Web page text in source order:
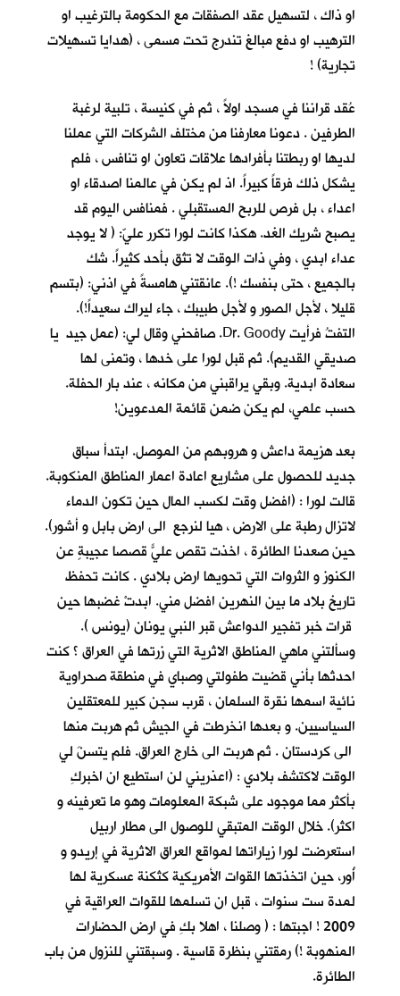
او ذاك ، لتسهيل عقد الصفقات مع الحكومة بالترغيب او
الترهيب او دفع مبالغ تندرج تحت مسمى ، (هدايا تسهيلات
تجارية) !
عُقد قراننا في مسجد اولاً ، ثم في كنيسة ، تلبية لرغبة
الطرفين . دعونا معارفنا من مختلف الشركات التي عملنا
لديها او ربطتنا بأفرادها علاقات تعاون او تنافس ، فلم
يشكل ذلك فرقاً كبيراً. اذ لم يكن في عالمنا اصدقاء او
اعداء ، بل فرص للربح المستقبلي . فمنافس اليوم قد
يصبح شريك الغد. هكذا كانت لورا تكرر عليّ: ( لا يوجد
عداء ابدي ، وفي ذات الوقت لا تثق بأحد كثيراً. شك
بالجميع ، حتى بنفسك !). عانقتني هامسةً في اذني: (بتسم
قليلا ، لأجل الصور و لأجل طبيبك ، جاء ليراك سعيداً!).
التفتُ فرأيت Dr. Goody. صافحني وقال لي: (عمل جيد يا
صديقي القديم). ثم قبل لورا على خدها ، وتمنى لها
سعادة ابدية. وبقي يراقبني من مكانه ، عند بار الحفلة.
حسب علمي، لم يكن ضمن قائمة المدعوين!
بعد هزيمة داعش و هروبهم من الموصل. ابتدأ سباق
جديد للحصول على مشاريع اعادة اعمار المناطق المنكوبة.
قالت لورا : (افضل وقت لكسب المال حين تكون الدماء
لاتزال رطبة على الارض ، هيا لنرجع الى ارض بابل و أشور).
حين صعدنا الطائرة ، اخذت تقص عليّ قصصاً عجيبةٍ عن
الكنوز و الثروات التي تحويها ارض بلادي . كانت تحفظ
تاريخ بلاد ما بين النهرين افضل مني. ابدتْ غضبها حين
قرات خبر تفجير الدواعش قبر النبي يونان (يونس ).
وسألتني ماهي المناطق الاثرية التي زرتها في العراق ؟ كنت
احدثها بأني قضيت طفولتي وصباي في منطقة صحراوية
نائية اسمها نقرة السلمان ، قرب سجن كبير للمعتقلين
السياسيين. و بعدها انخرطت في الجيش ثم هربت منها
الى كردستان . ثم هربت الى خارج العراق. فلم يتسنَ لي
الوقت لاكتشف بلادي : (اعذريني لن استطيع ان اخبركِ
بأكثر مما موجود على شبكة المعلومات وهو ما تعرفينه و
اكثر). خلال الوقت المتبقي للوصول الى مطار اربيل
استعرضت لورا زياراتها لمواقع العراق الاثرية في إريدو و
أُور، حين اتخذتها القوات الأمريكية كثكنة عسكرية لها
لمدة ست سنوات ، قبل ان تسلمها للقوات العراقية في
2009 ! اجبتها : ( وصلنا ، اهلا بكِ في ارض الحضارات
المنهوبة !) رمقتني بنظرة قاسية . وسبقتني للنزول من باب
الطائرة.